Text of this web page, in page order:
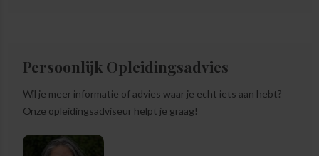
Persoonlijk Opleidingsadvies
Wil je meer informatie of advies waar je echt iets aan hebt?
Onze opleidingsadviseur helpt je graag!